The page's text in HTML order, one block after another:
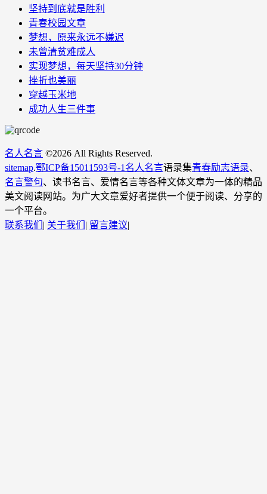
坚持到底就是胜利
青春校园文章
梦想，原来永远不嫌迟
未曾清贫难成人
实现梦想，每天坚持30分钟
挫折也美丽
穿越玉米地
成功人生三件事
名人名言 ©2026 All Rights Reserved.
sitemap.鄂ICP备15011593号-1 名人名言语录集青春励志语录、
名言警句、读书名言、爱情名言等各种文体文章为一体的精品
美文阅读网站。为广大文章爱好者提供一个便于阅读、分享的
一个平台。
联系我们 | 关于我们 | 留言建议|